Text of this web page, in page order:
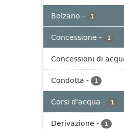
Bolzano - 1
Concessione - 1
Concessioni di
Condotta - 1
Corsi d'acqua - 1
Derivazione - 1